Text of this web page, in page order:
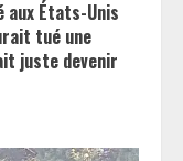
États-Unis
tué une
juste devenir